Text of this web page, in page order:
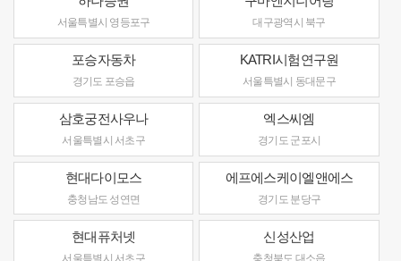
서울특별시 영등포구 대구광역시 북구
포승자동차
경기도 포승읍
KATRI시험연구원
서울특별시 동대문구
삼호궁전사우나
서울특별시 서초구
엑스씨엠
경기도 군포시
현대다이모스
충청남도 성연면
에프에스케이엘앤에스
경기도 분당구
현대퓨처넷
서울특별시 서초구
신성산업
충청북도 대소읍